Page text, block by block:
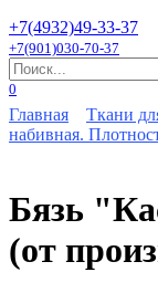
+7(4932)49-33-37
+7(901)030-70-37
Search
for:
0
Главная Ткани
набивная.
Бязь
(от